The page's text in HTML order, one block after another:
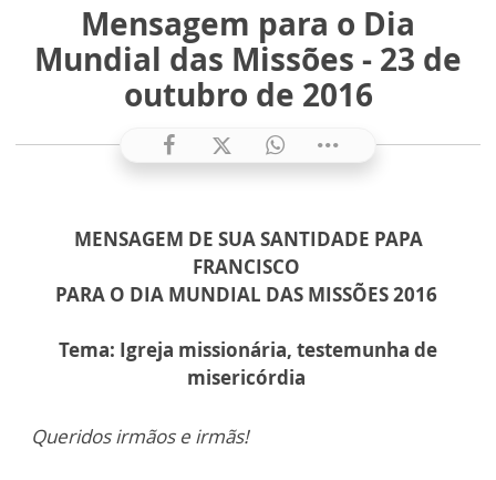
Mensagem para o Dia
Mundial das Missões - 23 de
outubro de 2016
MENSAGEM DE SUA SANTIDADE PAPA
FRANCISCO
PARA O DIA MUNDIAL DAS MISSÕES 2016
Tema: Igreja missionária, testemunha de
misericórdia
Queridos irmãos e irmãs!